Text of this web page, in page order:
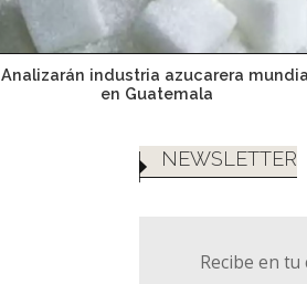
Analizarán industria azucarera
en Guatemala
NEWSLETTER
Recibe en